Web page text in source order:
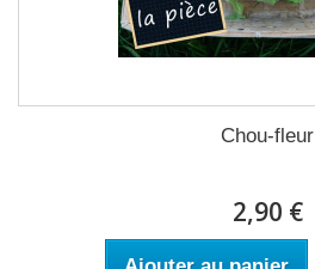
Chou-fleur
2,90 €